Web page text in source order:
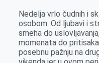
Nedelja vrlo čudnih i
osobom. Od ljubavi i
smeha do
momenata do
posebnu pažnju na